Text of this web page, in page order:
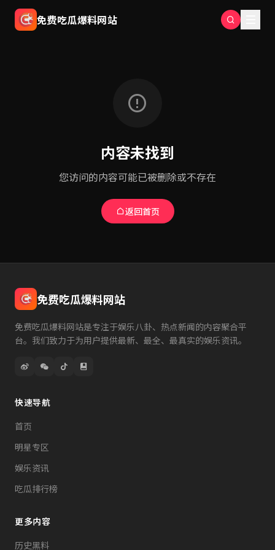
免费吃瓜爆料网站
内容未找到
您访问的内容可能已被删除或不存在
返回首页
免费吃瓜爆料网站
免费吃瓜爆料网站是专注于娱乐八卦、热点新闻的内容聚合平
台。我们致力于为用户提供最新、最全、最真实的娱乐资讯。
快速导航
首页
明星专区
娱乐资讯
吃瓜排行榜
更多内容
历史黑料